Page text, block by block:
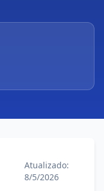
Atualizado:
8/5/2026